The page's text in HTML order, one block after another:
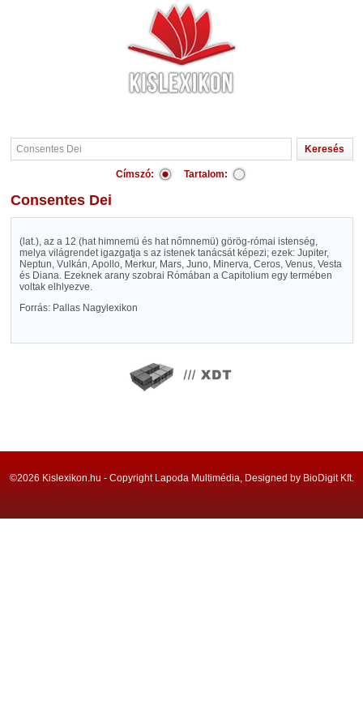
Címszó: Tartalom:
Consentes Dei
(lat.), az a 12 (hat himnemü és hat nőmnemü) görög-római istenség,
melya világrendet igazgatja s az istenek tanácsát képezi; ezek: Jupiter,
Neptun, Vulkán, Apollo, Merkur, Mars, Juno, Minerva, Ceros, Venus, Vesta
és Diana. Ezeknek arany szobrai Rómában a Capitolium egy termében
voltak elhlyezve.
Forrás: Pallas Nagylexikon
©2026 Kislexikon.hu - Copyright Lapoda Multimédia, Designed by BioDigit Kft.